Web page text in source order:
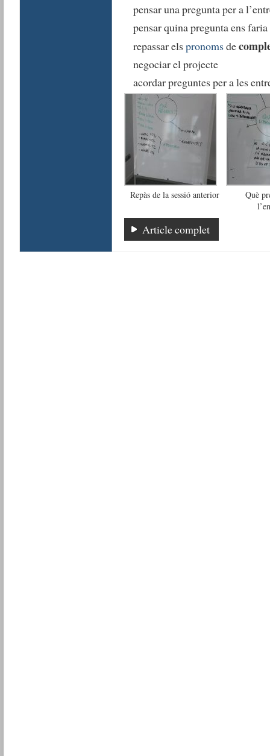
pensar una pregunta per a
pensar quina pregunta ens
repassar elspronomsde
negociar el projecte
acordar preguntes per a les
Repàs de la sessió anterior
Què
Article complet